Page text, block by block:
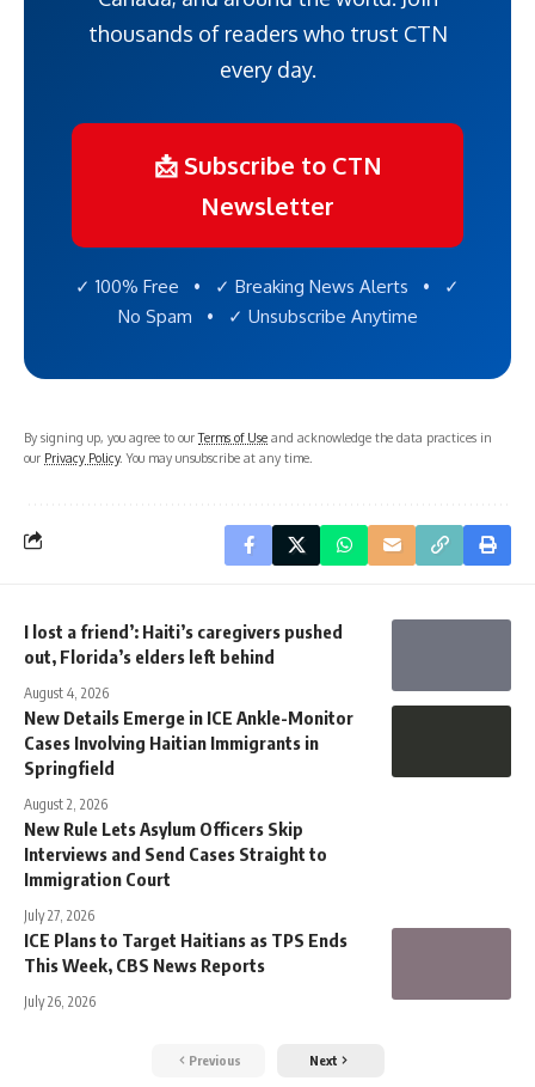
thousands of readers who trust CTN
every day.
📩 Subscribe to CTN
Newsletter
✓ 100% Free • ✓ Breaking News Alerts • ✓
No Spam • ✓ Unsubscribe Anytime
By signing up, you agree to ourTerms of Use and acknowledge the data practices in
our Privacy Policy. You may unsubscribe at any time.
I lost a friend’: Haiti’s caregivers pushed
out, Florida’s elders left behind
August 4, 2026
New Details Emerge in ICE Ankle-Monitor
Cases Involving Haitian Immigrants in
Springfield
August 2, 2026
New Rule Lets Asylum Officers Skip
Interviews and Send Cases Straight to
Immigration Court
July 27, 2026
ICE Plans to Target Haitians as TPS Ends
This Week, CBS News Reports
July 26, 2026
Previous Next